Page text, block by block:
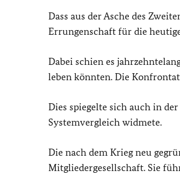
Dass aus der Asche des
Errungenschaft für die
Dabei schien es
leben könnten. Die
Dies spiegelte sich auch in
Systemvergleich widmete.
Die nach dem Krieg neu
Mitgliedergesellschaft. Sie